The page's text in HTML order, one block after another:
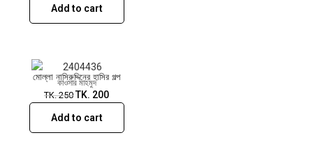
Add to cart
মোল্লা নাসিরুদ্দিনের হাসির গল্প
কাওসার মাহমুদ
TK.250 TK. 200
Add to cart